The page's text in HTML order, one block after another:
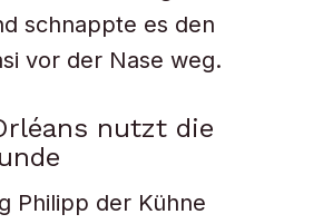
schnappte es den
vor der Nase weg.
nutzt die
Philipp der Kühne